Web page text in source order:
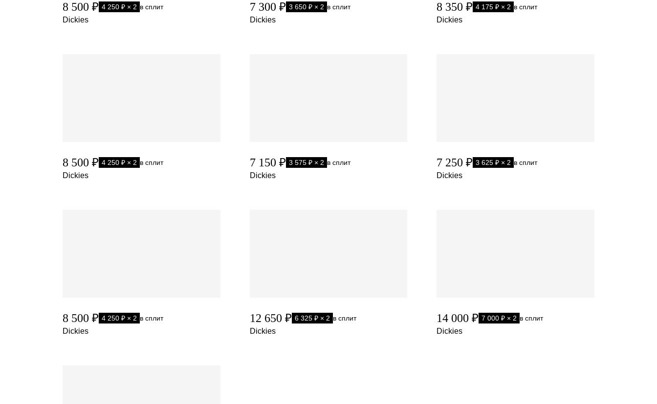
8 500 ₽ 4 250 ₽ × 2 в сплит
Dickies
7 300 ₽ 3 650 ₽ × 2 в сплит
Dickies
8 350 ₽ 4 175 ₽ × 2 в сплит
Dickies
8 500 ₽ 4 250 ₽ × 2 в сплит
Dickies
7 150 ₽ 3 575 ₽ × 2 в сплит
Dickies
7 250 ₽ 3 625 ₽ × 2 в сплит
Dickies
8 500 ₽ 4 250 ₽ × 2 в сплит
Dickies
12 650 ₽ 6 325 ₽ × 2 в сплит
Dickies
14 000 ₽ 7 000 ₽ × 2 в сплит
Dickies